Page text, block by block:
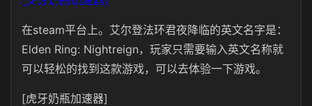
在steam平台上。艾尔登法环君夜降临的英文名字是：
Elden Ring: Nightreign，玩家只需要输入英文名称就
可以轻松的找到这款游戏，可以去体验一下游戏。
[虎牙奶瓶加速器]